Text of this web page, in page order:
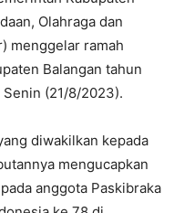
Olahraga dan
menggelar ramah
Balangan tahun
(21/8/2023).
diwakilkan kepada
mengucapkan
anggota Paskibraka